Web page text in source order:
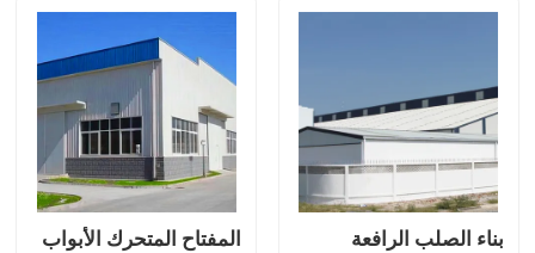
اطلب اقتباس
مستودع الهيكل الصلب
ورشة الهياكل الفولاذية
هيكل فولاذي خفيف الوزن
بناء الصلب الرافعة
المفتاح المتحرك الأبواب